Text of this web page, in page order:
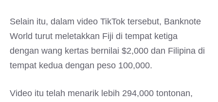
Selain itu, dalam video TikTok tersebut, Banknote
World turut meletakkan Fiji di tempat ketiga
dengan wang kertas bernilai $2,000 dan Filipina di
tempat kedua dengan peso 100,000.
Video itu telah menarik lebih 294,000 tontonan,